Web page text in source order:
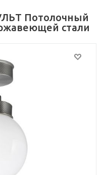
Потолочный
стали